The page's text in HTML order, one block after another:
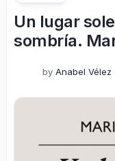
Un lugar
sombría.
by Anabel Vélez